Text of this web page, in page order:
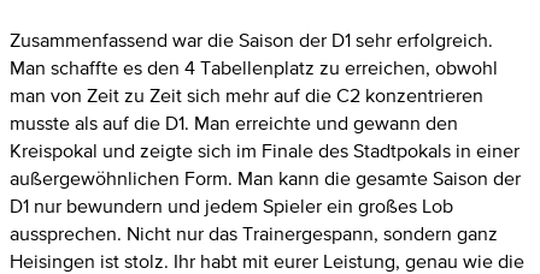
Zusammenfassend war die Saison der D1 sehr erfolgreich.
Man schaffte es den 4 Tabellenplatz zu erreichen, obwohl
man von Zeit zu Zeit sich mehr auf die C2 konzentrieren
musste als auf die D1. Man erreichte und gewann den
Kreispokal und zeigte sich im Finale des Stadtpokals in einer
außergewöhnlichen Form. Man kann die gesamte Saison der
D1 nur bewundern und jedem Spieler ein großes Lob
aussprechen. Nicht nur das Trainergespann, sondern ganz
Heisingen ist stolz. Ihr habt mit eurer Leistung, genau wie die